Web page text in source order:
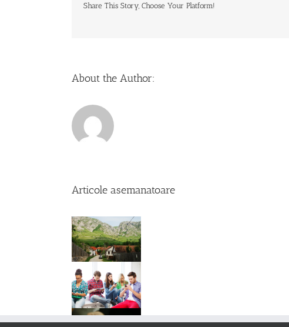
Share This Story, Choose Your Platform!
About the Author:
Articole asemanatoare